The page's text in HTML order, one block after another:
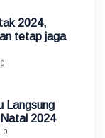
2024,
tetap jaga
0
Langsung
2024
0